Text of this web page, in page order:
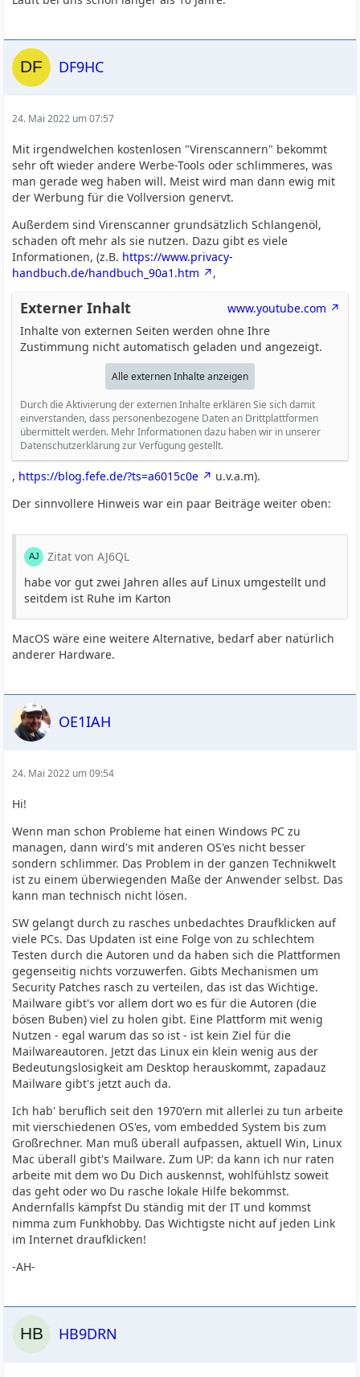
DF9HC
24. Mai 2022 um 07:57
Mit irgendwelchen kostenlosen "Virenscannern" bekommt
sehr oft wieder andere Werbe-Tools oder schlimmeres, was
man gerade weg haben will. Meist wird man dann ewig mit
der Werbung für die Vollversion genervt.
Außerdem sind Virenscanner grundsätzlich Schlangenöl,
schaden oft mehr als sie nutzen. Dazu gibt es viele
Informationen, (z.B. https://www.privacy-
handbuch.de/handbuch_90a1.htm
,
Externer Inhalt
www.youtube.com
Inhalte von externen Seiten werden ohne Ihre
Zustimmung nicht automatisch geladen und angezeigt.
Alle externen Inhalte anzeigen
Durch die Aktivierung der externen Inhalte erklären Sie sich damit
einverstanden, dass personenbezogene Daten an Drittplattformen
übermittelt werden. Mehr Informationen dazu haben wir in unserer
Datenschutzerklärung zur Verfügung gestellt.
, https://blog.fefe.de/?ts=a6015c0e
u.v.a.m).
Der sinnvollere Hinweis war ein paar Beiträge weiter oben:
Zitat von AJ6QL
habe vor gut zwei Jahren alles auf Linux umgestellt und
seitdem ist Ruhe im Karton
MacOS wäre eine weitere Alternative, bedarf aber natürlich
anderer Hardware.
OE1IAH
24. Mai 2022 um 09:54
Hi!
Wenn man schon Probleme hat einen Windows PC zu
managen, dann wird's mit anderen OS'es nicht besser
sondern schlimmer. Das Problem in der ganzen Technikwelt
ist zu einem überwiegenden Maße der Anwender selbst. Das
kann man technisch nicht lösen.
SW gelangt durch zu rasches unbedachtes Draufklicken auf
viele PCs. Das Updaten ist eine Folge von zu schlechtem
Testen durch die Autoren und da haben sich die Plattformen
gegenseitig nichts vorzuwerfen. Gibts Mechanismen um
Security Patches rasch zu verteilen, das ist das Wichtige.
Mailware gibt's vor allem dort wo es für die Autoren (die
bösen Buben) viel zu holen gibt. Eine Plattform mit wenig
Nutzen - egal warum das so ist - ist kein Ziel für die
Mailwareautoren. Jetzt das Linux ein klein wenig aus der
Bedeutungslosigkeit am Desktop herauskommt, zapadauz
Mailware gibt's jetzt auch da.
Ich hab' beruflich seit den 1970'ern mit allerlei zu tun arbeite
mit vierschiedenen OS'es, vom embedded System bis zum
Großrechner. Man muß überall aufpassen, aktuell Win, Linux
Mac überall gibt's Mailware. Zum UP: da kann ich nur raten
arbeite mit dem wo Du Dich auskennst, wohlfühlstz soweit
das geht oder wo Du rasche lokale Hilfe bekommst.
Andernfalls kämpfst Du ständig mit der IT und kommst
nimma zum Funkhobby. Das Wichtigste nicht auf jeden Link
im Internet draufklicken!
-AH-
HB9DRN